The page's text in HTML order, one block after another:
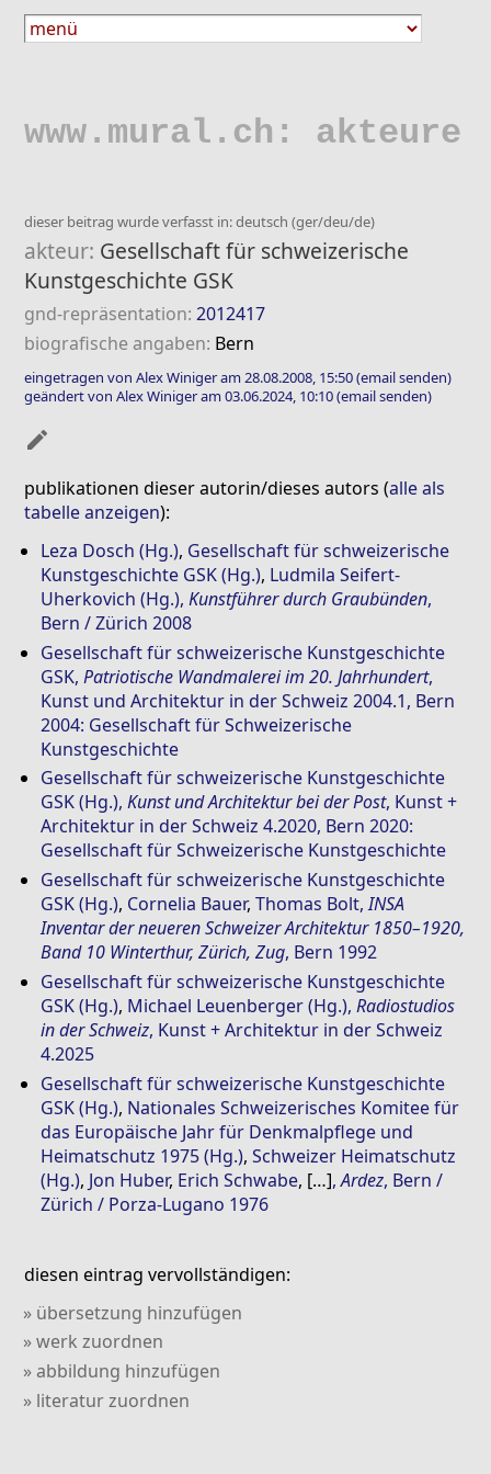
www.mural.ch: akteure
dieser beitrag wurde verfasst in: deutsch (ger/deu/de)
akteur: Gesellschaft für schweizerische
Kunstgeschichte GSK
gnd-repräsentation:2012417
biografische angaben: Bern
eingetragen von Alex Winiger am 28.08.2008, 15:50(email senden)
geändert von Alex Winiger am 03.06.2024, 10:10(email senden)
mode_edit
publikationen dieser autorin/dieses autors (alle als
tabelle anzeigen):
Leza Dosch (Hg.), Gesellschaft für schweizerische
Kunstgeschichte GSK (Hg.), Ludmila Seifert-
Uherkovich (Hg.),Kunstführer durch Graubünden,
Bern / Zürich 2008
Gesellschaft für schweizerische Kunstgeschichte
GSK,Patriotische Wandmalerei im 20. Jahrhundert,
Kunst und Architektur in der Schweiz 2004.1, Bern
2004: Gesellschaft für Schweizerische
Kunstgeschichte
Gesellschaft für schweizerische Kunstgeschichte
GSK (Hg.),Kunst und Architektur bei der Post, Kunst +
Architektur in der Schweiz 4.2020, Bern 2020:
Gesellschaft für Schweizerische Kunstgeschichte
Gesellschaft für schweizerische Kunstgeschichte
GSK (Hg.), Cornelia Bauer,Thomas Bolt,INSA
Inventar der neueren Schweizer Architektur 1850–1920,
Band 10 Winterthur, Zürich, Zug, Bern 1992
Gesellschaft für schweizerische Kunstgeschichte
GSK (Hg.), Michael Leuenberger (Hg.),Radiostudios
in der Schweiz, Kunst + Architektur in der Schweiz
4.2025
Gesellschaft für schweizerische Kunstgeschichte
GSK (Hg.), Nationales Schweizerisches Komitee für
das Europäische Jahr für Denkmalpflege und
Heimatschutz 1975 (Hg.),Schweizer Heimatschutz
(Hg.), Jon Huber, Erich Schwabe, […],Ardez, Bern /
Zürich / Porza-Lugano 1976
diesen eintrag vervollständigen:
» übersetzung hinzufügen
» werk zuordnen
» abbildung hinzufügen
» literatur zuordnen